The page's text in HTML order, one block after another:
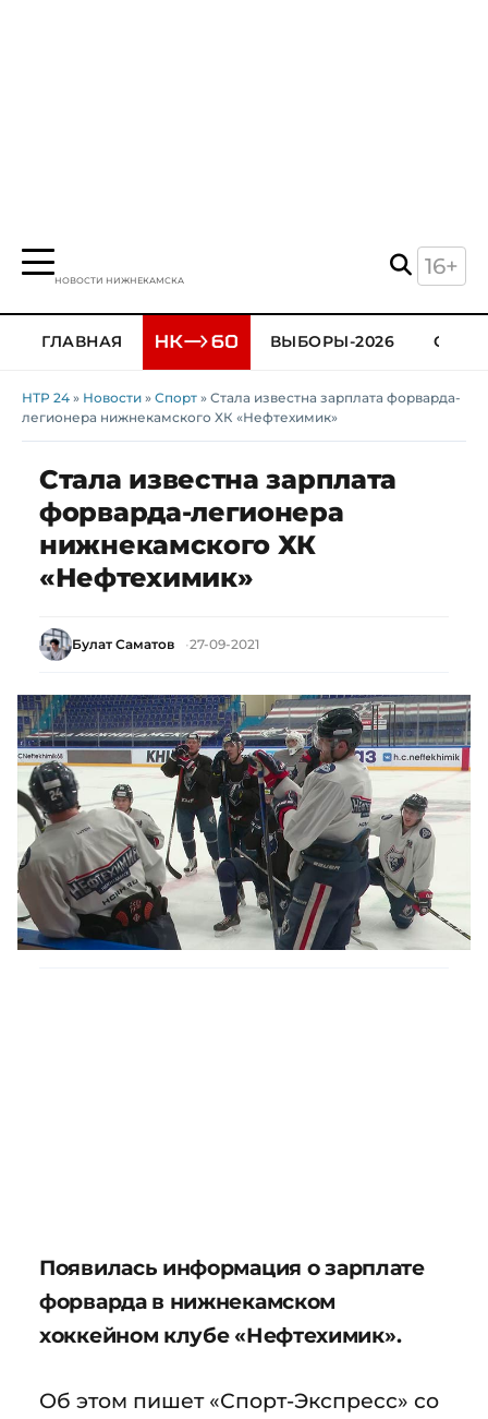
НОВОСТИ НИЖНЕКАМСКА
16+
ГЛАВНАЯ ВЫБОРЫ-2026
НТР 24 » Новости » Спорт » Стала известна зарплата форварда-
легионера нижнекамского ХК «Нефтехимик»
Стала известна зарплата
форварда-легионера
нижнекамского ХК
«Нефтехимик»
Булат Саматов 27-09-2021
Появилась информация о зарплате
форварда в нижнекамском
хоккейном клубе «Нефтехимик».
Об этом пишет «Спорт-Экспресс» со